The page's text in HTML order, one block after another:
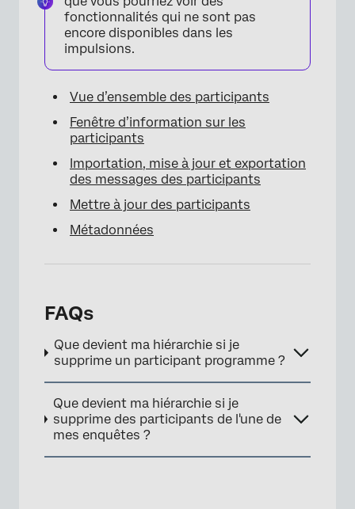
fonctionnalités qui ne sont pas
encore disponibles dans les
impulsions.
Vue d’ensemble des participants
Fenêtre d’information sur les
participants
Importation, mise à jour et exportation
des messages des participants
Mettre à jour des participants
Métadonnées
FAQs
Que devient ma hiérarchie si je
supprime un participant programme ?
Que devient ma hiérarchie si je
supprime des participants de l'une de
mes enquêtes ?